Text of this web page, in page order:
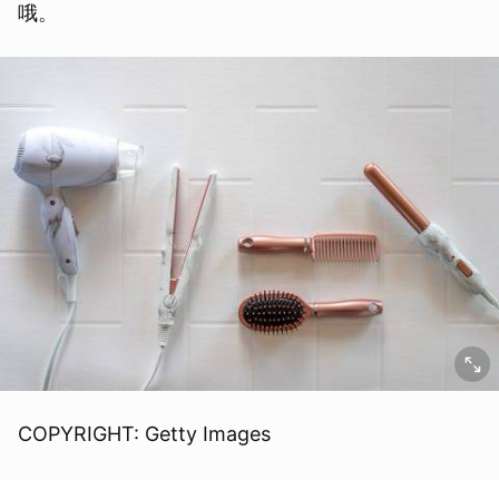
哦。
COPYRIGHT: Getty Images